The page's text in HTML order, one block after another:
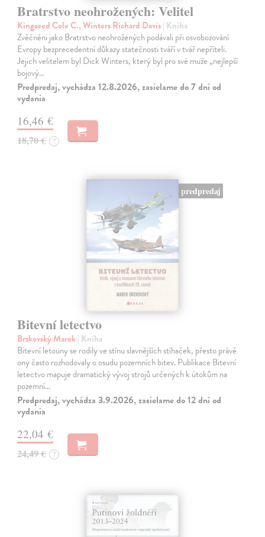
Bratrstvo neohrožených: Velitel
Kingseed Cole C., Winters Richard Davis| Kniha
Zvěčněni jako Bratrstvo neohrožených podávali při osvobozování
Evropy bezprecedentní důkazy statečnosti tváří v tvář nepříteli.
Jejich velitelem byl Dick Winters, který byl pro své muže „nejlepší
bojový…
Predpredaj, vychádza 12.8.2026, zasielame do 7 dní od
vydania
16,46 €
18,70 € ?
predpredaj
Bitevní letectvo
Brzkovský Marek| Kniha
Bitevní letouny se rodily ve stínu slavnějších stíhaček, přesto právě
ony často rozhodovaly o osudu pozemních bitev. Publikace Bitevní
letectvo mapuje dramatický vývoj strojů určených k útokům na
pozemní…
Predpredaj, vychádza 3.9.2026, zasielame do 12 dní od
vydania
22,04 €
24,49 € ?